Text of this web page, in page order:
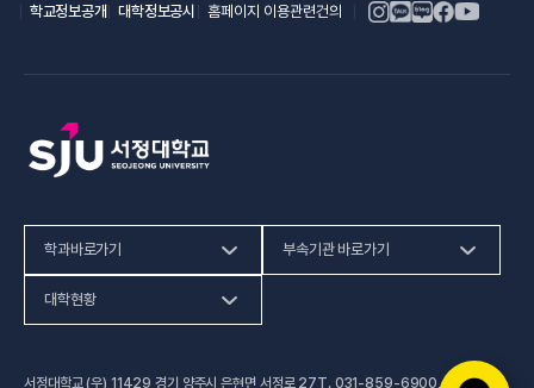
학교정보공개(새 창 열림)
대학정보공시(새 창 열림)
홈페이지 이용관련건의
학과바로가기
인문사회계열
부속기관 바로가기
대학현황
서정대학교 (우) 11429 경기 양주시 은현면 서정로 27T. 031-859-6900,